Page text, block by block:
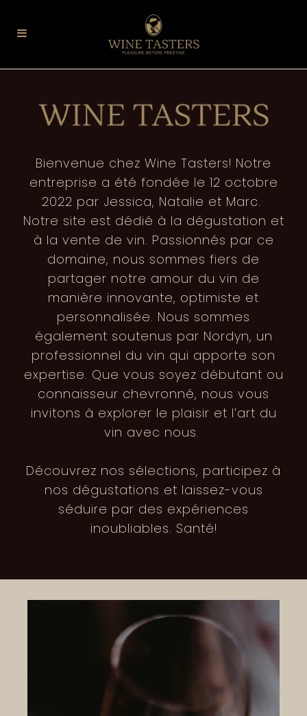
Bienvenue chez Wine Tasters! Notre
entreprise a été fondée le 12 octobre
2022 par Jessica, Natalie et Marc.
Notre site est dédié à la dégustation et
à la vente de vin. Passionnés par ce
domaine, nous sommes fiers de
partager notre amour du vin de
manière innovante, optimiste et
personnalisée. Nous sommes
également soutenus par Nordyn, un
professionnel du vin qui apporte son
expertise. Que vous soyez débutant ou
connaisseur chevronné, nous vous
invitons à explorer le plaisir et l’art du
vin avec nous.
Découvrez nos sélections, participez à
nos dégustations et laissez-vous
séduire par des expériences
inoubliables. Santé!